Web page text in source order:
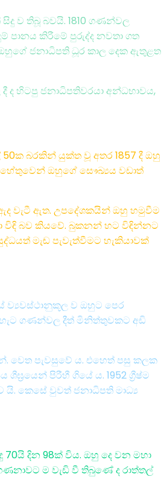
ව තිබූ බවයි. 1810 ගණන්වල
පානය කිරීමේ පුරුද්ද නවතා ගත
ජනාධිපති ධූර කාල දෙක ඇතුළත
ද හිටපු ජනාධිපතිවරයා අන්ධභාවය,
50ක බරකින් යුක්ත වූ අතර 1857 දී ඔහු
හේතුවෙන් ඔහුගේ සෞඛ්‍යය වඩාත්
වැටී ඇත. උපදේශකයින් ඔහු හමුවීම
විඳි බව කියවේ. බුකනන් හට විඳින්නට
මැඬ පැවැත්වීමට හැකියාවක්
ව්‍යවස්ථානුකූල ව ඔහුට පෙර
හැට ගණන්වල දීත් මිනිත්තුවකට අඩි
වෙත පැවසුවේ ය. එහෙත් පසු කලක
පිරීහී ගියේ ය. 1952 ග්‍රීෂ්ම
කෙසේ වුවත් ජනාධිපති මාධ්‍ය
දින 98ක් විය. ඔහු දෙ වන මහා
ම වැඩි වී තිබුණේ ද රාත්තල්